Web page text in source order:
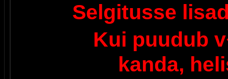
Selgitusse
Kui puudub
kanda,